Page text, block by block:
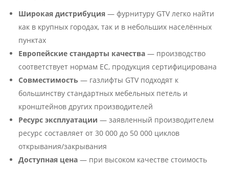
Широкая дистрибуция — фурнитуру GTV легко найти
как в крупных городах, так и в небольших населённых
пунктах
Европейские стандарты качества — производство
соответствует нормам ЕС, продукция сертифицирована
Совместимость — газлифты GTV подходят к
большинству стандартных мебельных петель и
кронштейнов других производителей
Ресурс эксплуатации — заявленный производителем
ресурс составляет от 30 000 до 50 000 циклов
открывания/закрывания
Доступная цена — при высоком качестве стоимость